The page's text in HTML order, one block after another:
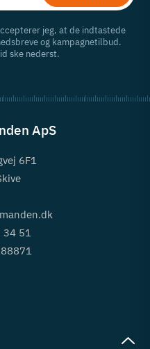
jeg, at de indtastede
og kampagnetilbud.
ske nederst.
ApS
6F1
34 51